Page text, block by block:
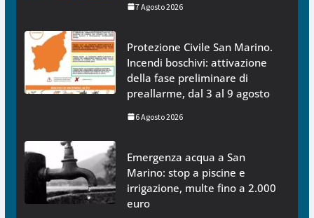
7 Agosto 2026
Protezione Civile San Marino.
Incendi boschivi: attivazione
della fase preliminare di
preallarme, dal 3 al 9 agosto
6 Agosto 2026
Emergenza acqua a San
Marino: stop a piscine e
irrigazione, multe fino a 2.000
euro